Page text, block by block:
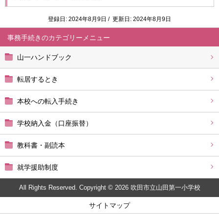
事務手続き
山一ハンドブック
転居するとき
本校への転入手続き
学校納入金（口座振替）
教科書・副読本
就学援助制度
登録日: 2024年8月9日 / 更新日: 2024年8月9日
All Rights Reserved. Copyright © 2026 吹田市立山田第一小学校
サイトマップ